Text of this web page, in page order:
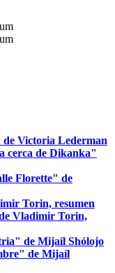
Victoria Lederman
cerca de Dikanka"
Florette" de
Torin, resumen
Vladimir Torin,
de Mijaíl Shólojo
de Mijaíl